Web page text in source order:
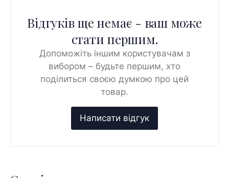
Відгуків ще немає - ваш може
стати першим.
Допоможіть іншим користувачам з
вибором – будьте першим, хто
поділиться своєю думкою про цей
товар.